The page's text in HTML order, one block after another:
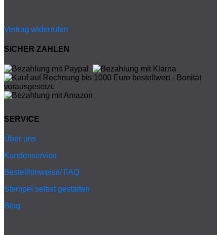
Vertrag widerrufen
SICHER ZAHLEN
SERVICE
Über uns
Kundenservice
Bestellhinweise/ FAQ
Stempel selbst gestalten
Blog